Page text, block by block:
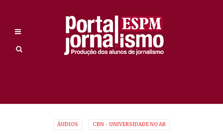
ÁUDIOS CBN - UNIVERSIDADE NO AR